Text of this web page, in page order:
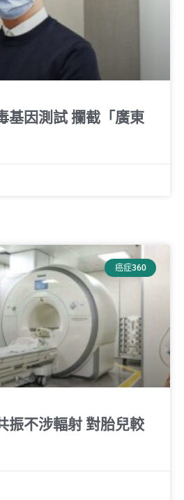
基因測試 攔截「廣東
癌症360
振不涉輻射 對胎兒較